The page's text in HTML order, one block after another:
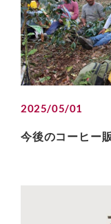
2025/05/01
今後のコーヒー